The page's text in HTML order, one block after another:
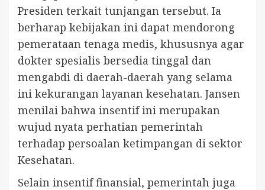
Presiden terkait tunjangan tersebut. Ia
berharap kebijakan ini dapat mendorong
pemerataan tenaga medis, khususnya agar
dokter spesialis bersedia tinggal dan
mengabdi di daerah-daerah yang selama
ini kekurangan layanan kesehatan. Jansen
menilai bahwa insentif ini merupakan
wujud nyata perhatian pemerintah
terhadap persoalan ketimpangan di sektor
Kesehatan.
Selain insentif finansial, pemerintah juga